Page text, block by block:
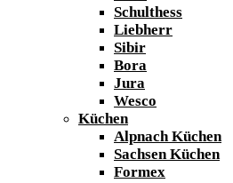
Schulthess
Liebherr
Sibir
Bora
Jura
Wesco
Küchen
Alpnach Küchen
Sachsen Küchen
Formex